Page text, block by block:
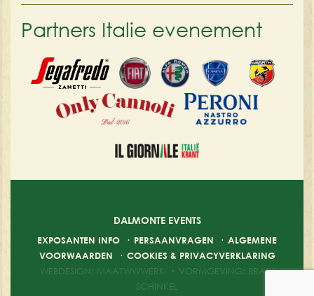
Partners Italie evenement
DALMONTE EVENTS
EXPOSANTEN INFO · PERSAANVRAGEN · ALGEMENE
VOORWAARDEN · COOKIES & PRIVACYVERKLARING
WEBDESIGN: MAATWWWERK
· VORMGEVING: BRAM
SCHINKEL